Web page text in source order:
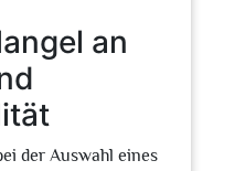
an
der Auswahl eines